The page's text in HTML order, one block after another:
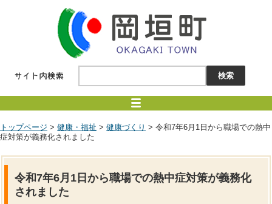
トップページ > 健康・福祉 > 健康づくり > 令和7年6月1日から職場での熱中
症対策が義務化されました
令和7年6月1日から職場での熱中症対策が義務化
されました